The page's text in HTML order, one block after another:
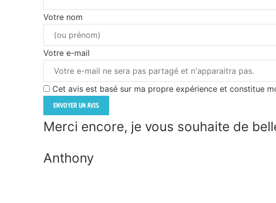
Votre nom
Votre e-mail
Cet avis est basé sur ma propre expérience et constitue
ENVOYER UN AVIS
Merci encore, je vous souhaite de
Anthony